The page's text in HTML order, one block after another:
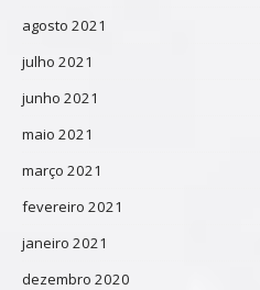
agosto 2021
julho 2021
junho 2021
maio 2021
março 2021
fevereiro 2021
janeiro 2021
dezembro 2020